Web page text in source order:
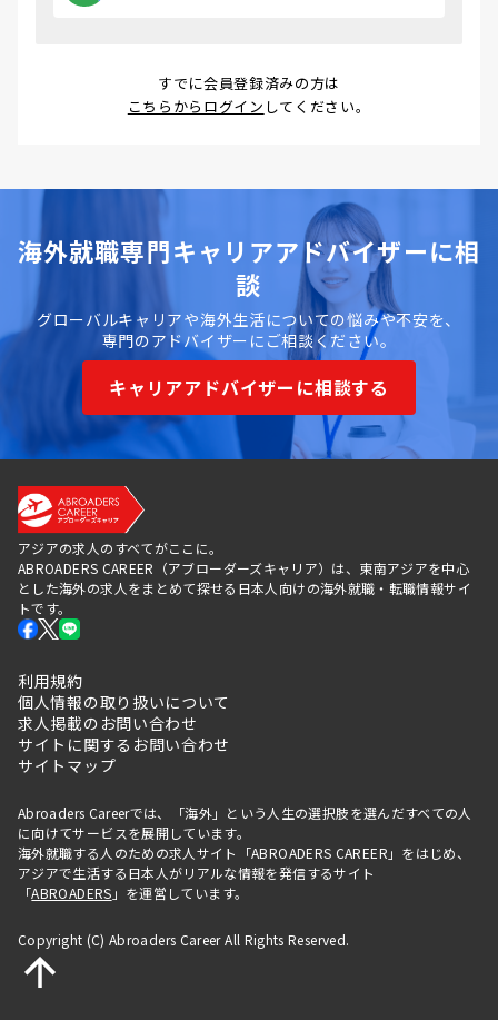
すでに会員登録済みの方は
こちらからログイン してください。
海外就職専門キャリアアドバイザーに相
談
グローバルキャリアや海外生活についての悩みや不安を、
専門のアドバイザーにご相談ください。
キャリアアドバイザーに相談する
アジアの求人のすべてがここに。
ABROADERS CAREER（アブローダーズキャリア）は、東南アジアを中心
とした海外の求人をまとめて探せる日本人向けの海外就職・転職情報サイ
トです。
利用規約
個人情報の取り扱いについて
求人掲載のお問い合わせ
サイトに関するお問い合わせ
サイトマップ
Abroaders Careerでは、「海外」という人生の選択肢を選んだすべての人
に向けてサービスを展開しています。
海外就職する人のための求人サイト「ABROADERS CAREER」をはじめ、
アジアで生活する日本人がリアルな情報を発信するサイト
「ABROADERS 」を運営しています。
Copyright (C) Abroaders Career All Rights Reserved.